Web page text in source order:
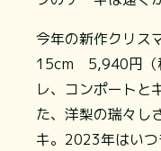
今年の新作クリス
15cm 5,940円（
レ、コンポートと
た、洋梨の瑞々し
キ。2023年はい